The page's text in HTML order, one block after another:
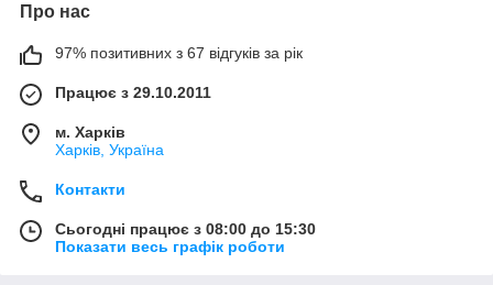
Про нас
97% позитивних з 67 відгуків за рік
Працює з 29.10.2011
м. Харків
Харків, Україна
Контакти
Сьогодні працює з 08:00 до 15:30
Показати весь графік роботи